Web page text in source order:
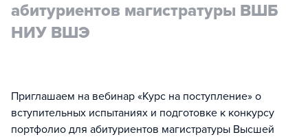
абитуриентов магистратуры ВШБ
НИУ ВШЭ
Приглашаем на вебинар «Курс на поступление» о
вступительных испытаниях и подготовке к конкурсу
портфолио для абитуриентов магистратуры Высшей